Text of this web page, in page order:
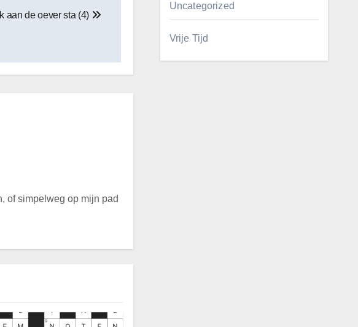
aan de oever sta (4)
of simpelweg op mijn pad
Uncategorized
Vrije Tijd